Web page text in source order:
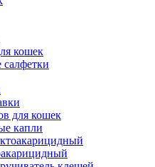
кошек
салфетки
для кошек
капли